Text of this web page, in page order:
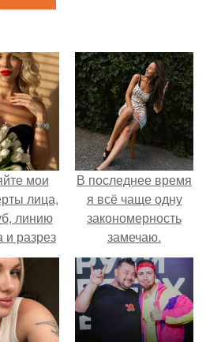
мои
лица,
линию
и разрез
В последнее время
я всё чаще одну
закономерность
замечаю.